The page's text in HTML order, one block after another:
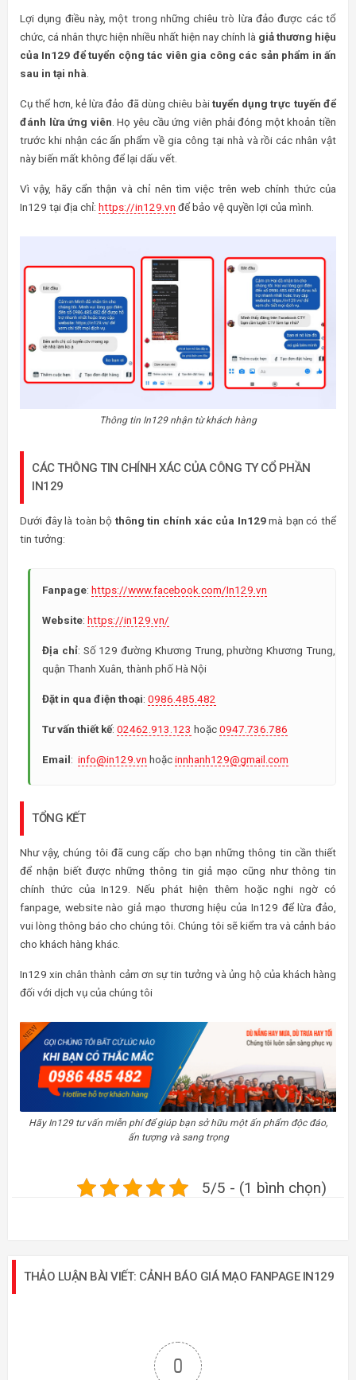
Lợi dụng điều này, một trong những chiêu trò lừa đảo được các tổ
chức, cá nhân thực hiện nhiều nhất hiện nay chính là giả thương hiệu
của In129 để tuyển cộng tác viên gia công các sản phẩm in ấn
sau in tại nhà.
Cụ thể hơn, kẻ lừa đảo đã dùng chiêu bàituyển dụng trực tuyến để
đánh lừa ứng viên. Họ yêu cầu ứng viên phải đóng một khoản tiền
trước khi nhận các ấn phẩm về gia công tại nhà và rồi các nhân vật
này biến mất không để lại dấu vết.
Vì vậy, hãy cẩn thận và chỉ nên tìm việc trên web chính thức của
In129 tại địa chỉ: https://in129.vn để bảo vệ quyền lợi của mình.
Thông tin In129 nhận từ khách hàng
CÁC THÔNG TIN CHÍNH XÁC CỦA CÔNG TY CỔ PHẦN
IN129
Dưới đây là toàn bộ thông tin chính xác của In129mà bạn có thể
tin tưởng:
Fanpage: https://www.facebook.com/In129.vn
Website: https://in129.vn/
Địa chỉ: Số 129 đường Khương Trung, phường Khương Trung,
quận Thanh Xuân, thành phố Hà Nội
Đặt in qua điện thoại: 0986.485.482
Tư vấn thiết kế: 02462.913.123 hoặc0947.736.786
Email: info@in129.vn hoặcinnhanh129@gmail.com
TỔNG KẾT
Như vậy, chúng tôi đã cung cấp cho bạn những thông tin cần thiết
để nhận biết được những thông tin giả mạo cũng như thông tin
chính thức của In129. Nếu phát hiện thêm hoặc nghi ngờ có
fanpage, website nào giả mạo thương hiệu của In129 để lừa đảo,
vui lòng thông báo cho chúng tôi. Chúng tôi sẽ kiểm tra và cảnh báo
cho khách hàng khác.
In129 xin chân thành cảm ơn sự tin tưởng và ủng hộ của khách hàng
đối với dịch vụ của chúng tôi
Hãy In129 tư vấn miễn phí để giúp bạn sở hữu một ấn phẩm độc đáo,
ấn tượng và sang trọng
5/5 - (1 bình chọn)
THẢO LUẬN BÀI VIẾT: CẢNH BÁO GIÁ MẠO FANPAGE IN129
0